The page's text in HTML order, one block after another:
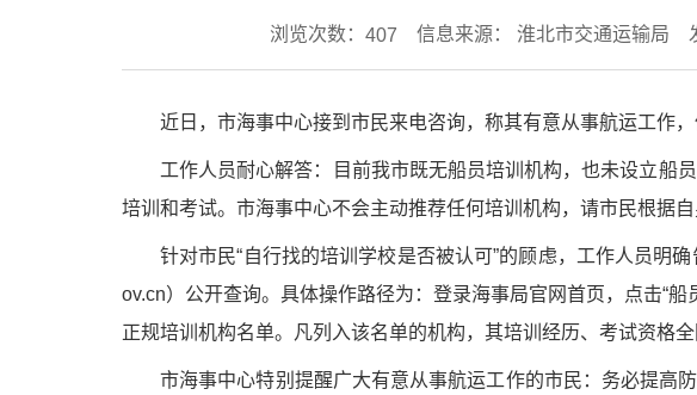
浏览次数： 407 信息来源： 淮北市交通运输局
近日，市海事中心接到市民来电咨询，称其有意从事航运工作
工作人员耐心解答：目前我市既无船员培训机构，也未设立船
培训和考试。市海事中心不会主动推荐任何培训机构，请市民根据自
针对市民“自行找的培训学校是否被认可”的顾虑，工作人员明
ov.cn）公开查询。具体操作路径为：登录海事局官网首页，点击“
正规培训机构名单。凡列入该名单的机构，其培训经历、考试资格
市海事中心特别提醒广大有意从事航运工作的市民：务必提高